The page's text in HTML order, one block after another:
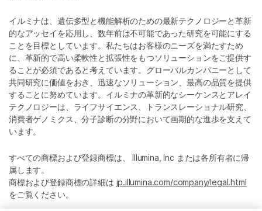
イルミナは、遺伝多型と機能解析のための最新テクノロジーと革新
的なアッセイを応用し、数年前は不可能であった研究を可能にする
ことを目標としています。私たちはお客様のニーズを満たすため
に、革新的で高い柔軟性と拡張性をもつソリューションをご提供す
ることが必須であると考えています。グローバルカンパニーとして
共同研究に価値をおき、迅速なソリューション、最高の品質を提供
することに努めています。イルミナの革新的なシーケンスとアレイ
テクノロジーは、ライフサイエンス、トランスレーショナル研究、
消費者ゲノミクス、分子診断の分野において画期的な進歩を支えて
います。
すべての商標および登録商標は、 Illumina, Inc または各所有者に帰
属します。
商標および登録商標の詳細は jp.illumina.com/company/legal.html
をご覧ください。